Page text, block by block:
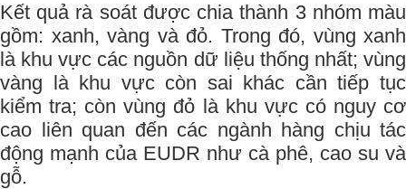
Kết quả rà soát được chia thành 3 nhóm màu
gồm: xanh, vàng và đỏ. Trong đó, vùng xanh
là khu vực các nguồn dữ liệu thống nhất; vùng
vàng là khu vực còn sai khác cần tiếp tục
kiểm tra; còn vùng đỏ là khu vực có nguy cơ
cao liên quan đến các ngành hàng chịu tác
động mạnh của EUDR như cà phê, cao su và
gỗ.